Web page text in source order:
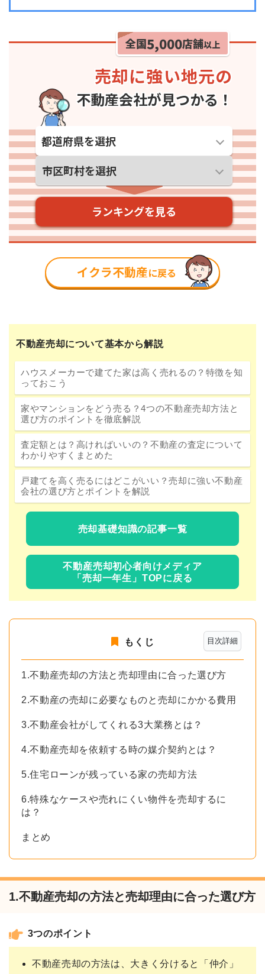
不動産売却について基本から解説
ハウスメーカーで建てた家は高く売れるの？特徴を知
っておこう
家やマンションをどう売る？4つの不動産売却方法と
選び方のポイントを徹底解説
査定額とは？高ければいいの？不動産の査定について
わかりやすくまとめた
戸建てを高く売るにはどこがいい？売却に強い不動産
会社の選び方とポイントを解説
売却基礎知識の記事一覧
不動産売却初心者向けメディア
「売却一年生」TOPに戻る
目次詳細
もくじ
1.不動産売却の方法と売却理由に合った選び方
2.不動産の売却に必要なものと売却にかかる費用
3.不動産会社がしてくれる3大業務とは？
4.不動産売却を依頼する時の媒介契約とは？
5.住宅ローンが残っている家の売却方法
6.特殊なケースや売れにくい物件を売却するに
は？
まとめ
1.不動産売却の方法と売却理由に合った選び方
3つのポイント
不動産売却の方法は、大きく分けると「仲介」